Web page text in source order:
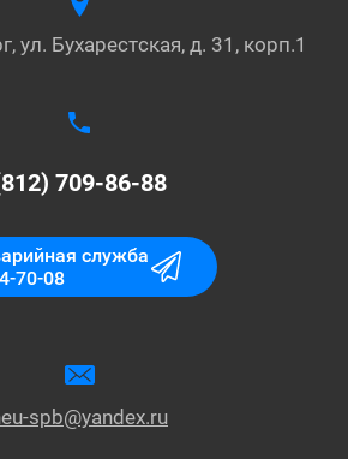
ул. Бухарестская, д. 31, корп.1
709-86-88
служба
70-08
spb@yandex.ru